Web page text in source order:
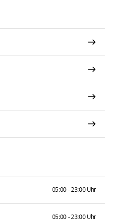
05:00 - 23:00 Uhr
05:00 - 23:00 Uhr